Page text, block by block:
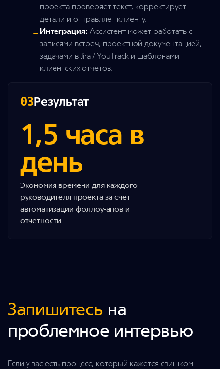
проекта проверяет текст, корректирует
детали и отправляет клиенту.
→ Интеграция: Ассистент может работать с
записями встреч, проектной документацией,
задачами в Jira / YouTrack и шаблонами
клиентских отчетов.
03Результат
1,5 часа в
день
Экономия времени для каждого
руководителя проекта за счет
автоматизации фоллоу-апов и
отчетности.
Запишитесь на
проблемное интервью
Если у вас есть процесс, который кажется слишком